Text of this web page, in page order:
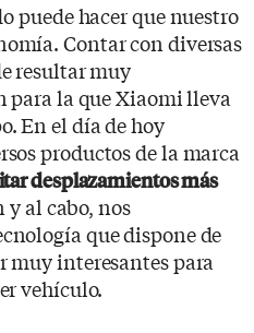
puede hacer que nuestro
Contar con diversas
resultar muy
para la que Xiaomi lleva
En el día de hoy
productos de la marca
desplazamientos más
al cabo, nos
que dispone de
muy interesantes para
vehículo.